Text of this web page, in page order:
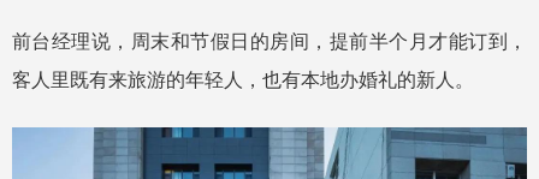
前台经理说，周末和节假日的房间，提前半个月才能订到，
客人里既有来旅游的年轻人，也有本地办婚礼的新人。